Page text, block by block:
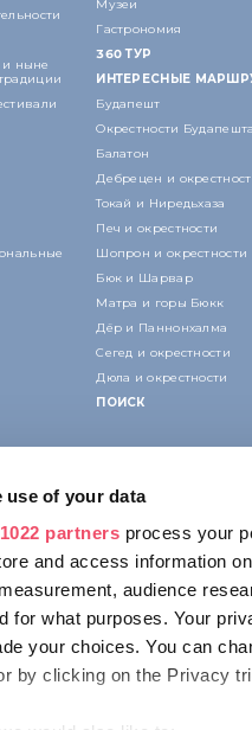
use of your data
partners process your
and access information
audience
for what purposes. Your
your choices. You can
by clicking on the Privacy
и ныне
Музеи
Гастрономия
360 ТУР
ИНТЕРЕСНЫЕ
Будапешт
Окрестности Будапешта
Балатон
Дебрецен и
Токай и Ниредьхаза
Печ и окрестности
Шопрон и окрестности
Бюк и Шарвар
Матра и горы Бюкк
Дёр и Паннонхалма
Сегед и окрестности
Дюла и окрестности
ПОИСК
КОНТАКТ
1123 Budapest,
+36 1 4888 700